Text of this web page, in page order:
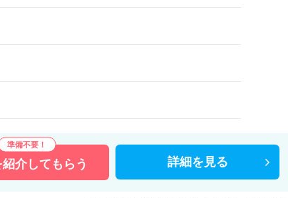
紹介してもらう 詳細を 見る